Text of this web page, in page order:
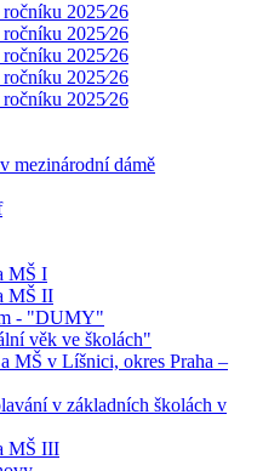
2025⁄26
2025⁄26
2025⁄26
2025⁄26
2025⁄26
mezinárodní dámě
MŠ I
MŠ II
- "DUMY"
věk ve školách"
MŠ v Líšnici, okres Praha –
v základních školách v
MŠ III